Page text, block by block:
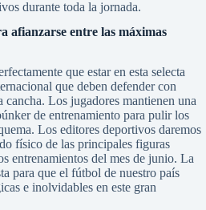
durante toda la jornada.
afianzarse entre las máximas
que estar en esta selecta
que deben defender con
cancha. Los jugadores mantienen una
de entrenamiento para pulir los
Los editores deportivos daremos
físico de las principales figuras
entrenamientos del mes de junio. La
para que el fútbol de nuestro país
e inolvidables en este gran